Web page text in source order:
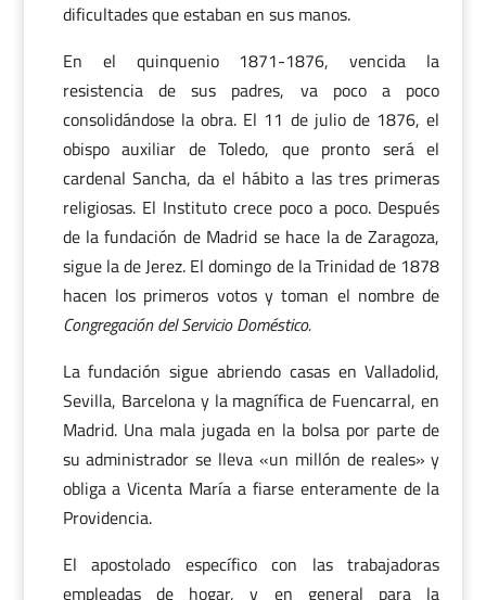
dificultades que estaban en sus manos.
En el quinquenio 1871-1876, vencida la
resistencia de sus padres, va poco a poco
consolidándose la obra. El 11 de julio de 1876, el
obispo auxiliar de Toledo, que pronto será el
cardenal Sancha, da el hábito a las tres primeras
religiosas. El Instituto crece poco a poco. Después
de la fundación de Madrid se hace la de Zaragoza,
sigue la de Jerez. El domingo de la Trinidad de 1878
hacen los primeros votos y toman el nombre de
Congregación del Servicio Doméstico.
La fundación sigue abriendo casas en Valladolid,
Sevilla, Barcelona y la magnífica de Fuencarral, en
Madrid. Una mala jugada en la bolsa por parte de
su administrador se lleva «un millón de reales» y
obliga a Vicenta María a fiarse enteramente de la
Providencia.
El apostolado específico con las trabajadoras
empleadas de hogar, y en general para la